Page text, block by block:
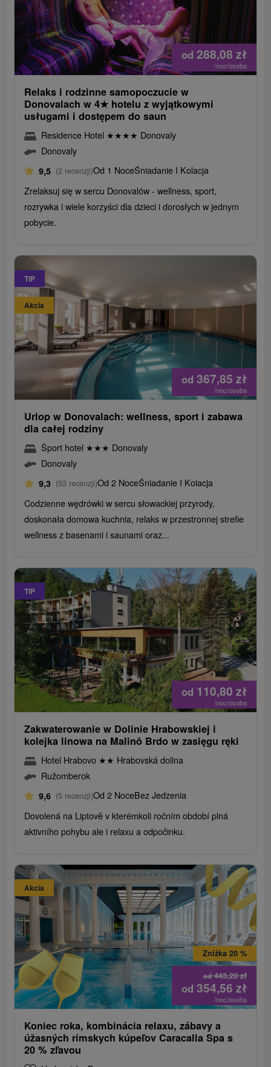
od 288,08 zł
/noc/osoba
Relaks i rodzinne samopoczucie w
Donovalach w 4★ hotelu z wyjątkowymi
usługami i dostępem do saun
Residence Hotel ★★★★ Donovaly
Donovaly
9,5 (2 recenzji)Od 1 NoceŚniadanie I Kolacja
Zrelaksuj się w sercu Donovalów - wellness, sport,
rozrywka i wiele korzyści dla dzieci i dorosłych w jednym
pobycie.
TIP
Akcia
od 367,85 zł
/noc/osoba
Urlop w Donovalach: wellness, sport i zabawa
dla całej rodziny
Šport hotel ★★★ Donovaly
Donovaly
9,3 (53 recenzji)Od 2 NoceŚniadanie I Kolacja
Codzienne wędrówki w sercu słowackiej przyrody,
doskonała domowa kuchnia, relaks w przestronnej strefie
wellness z basenami i saunami oraz...
TIP
od 110,80 zł
/noc/osoba
Zakwaterowanie w Dolinie Hrabowskiej i
kolejka linowa na Malinô Brdo w zasięgu ręki
Hotel Hrabovo ★★ Hrabovská dolina
Ružomberok
9,6 (5 recenzji)Od 2 NoceBez Jedzenia
Dovolená na Liptově v kterémkoli ročním období plná
aktivního pohybu ale i relaxu a odpočinku.
Akcia
od443,20zł
Zniżka 20 %
od 354,56 zł
/noc/osoba
Koniec roka, kombinácia relaxu, zábavy a
úžasných rímskych kúpeľov Caracalla Spa s
20 % zľavou